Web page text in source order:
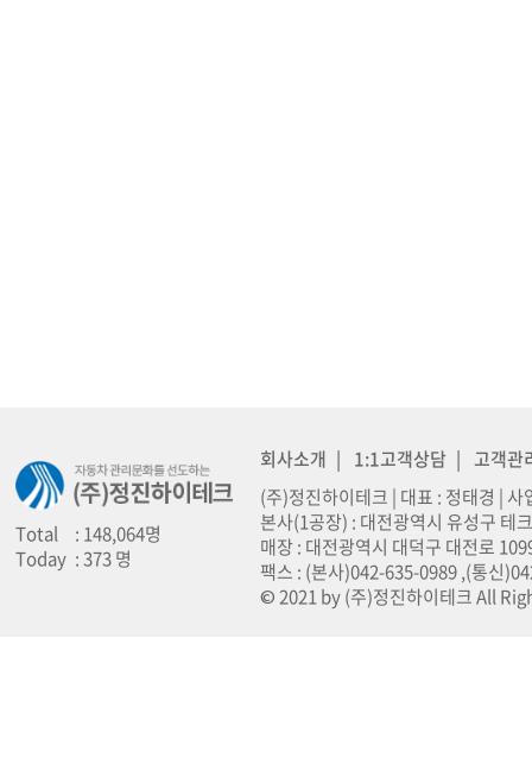
Total
: 148,064명
Today : 373 명
회사소개 | 1:1고객상담 | 고객관
(주)정진하이테크 | 대표 : 정태경 |
본사(1공장) : 대전광역시 유성구 테
매장 : 대전광역시 대덕구 대전로
팩스 : (본사)042-635-0989 ,(통신
© 2021 by (주)정진하이테크 All